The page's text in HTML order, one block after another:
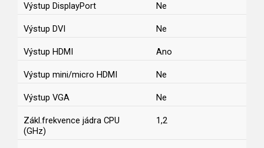
Výstup DisplayPort Ne
Výstup DVI Ne
Výstup HDMI Ano
Výstup mini/micro HDMI Ne
Výstup VGA Ne
Zákl.frekvence jádra CPU
(GHz)
1,2